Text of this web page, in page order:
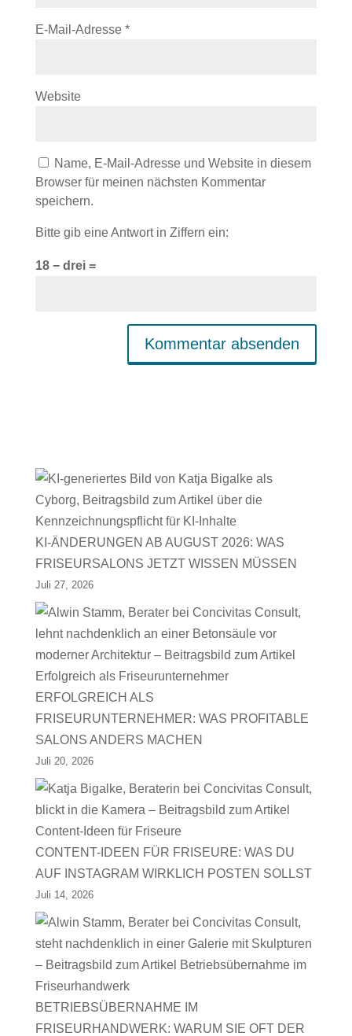
E-Mail-Adresse *
Website
Name, E-Mail-Adresse und Website in diesem
Browser für meinen nächsten Kommentar
speichern.
Bitte gib eine Antwort in Ziffern ein:
18 − drei =
KI-ÄNDERUNGEN AB AUGUST 2026: WAS
FRISEURSALONS JETZT WISSEN MÜSSEN
Juli 27, 2026
ERFOLGREICH ALS
FRISEURUNTERNEHMER: WAS PROFITABLE
SALONS ANDERS MACHEN
Juli 20, 2026
CONTENT-IDEEN FÜR FRISEURE: WAS DU
AUF INSTAGRAM WIRKLICH POSTEN SOLLST
Juli 14, 2026
BETRIEBSÜBERNAHME IM
FRISEURHANDWERK: WARUM SIE OFT DER